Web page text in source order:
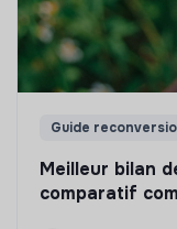
Guide
Meilleur bilan
comparatif